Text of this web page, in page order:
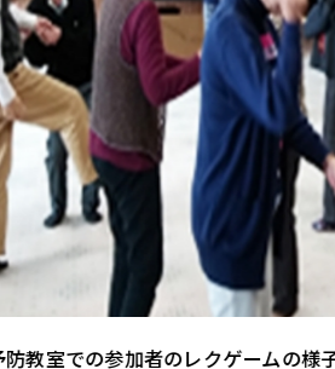
レクゲームの様子